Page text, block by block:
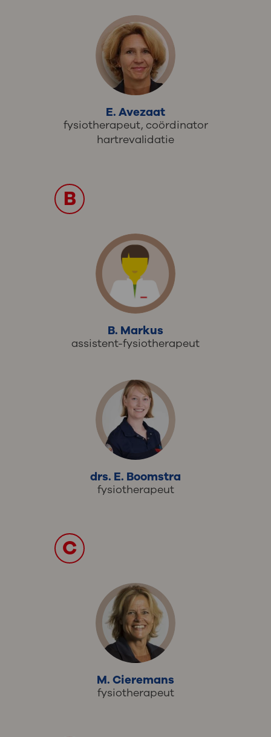
E. Avezaat
fysiotherapeut, coördinator
hartrevalidatie
B
B. Markus
assistent-fysiotherapeut
drs. E. Boomstra
fysiotherapeut
C
M. Cieremans
fysiotherapeut